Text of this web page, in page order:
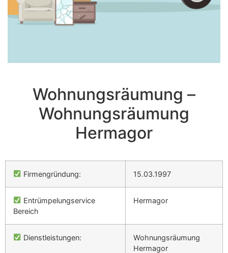
Wohnungsräumung –
Wohnungsräumung
Hermagor
Firmengründung: 15.03.1997
Entrümpelungservice
Bereich
Hermagor
Dienstleistungen:
Wohnungsräumung
Hermagor